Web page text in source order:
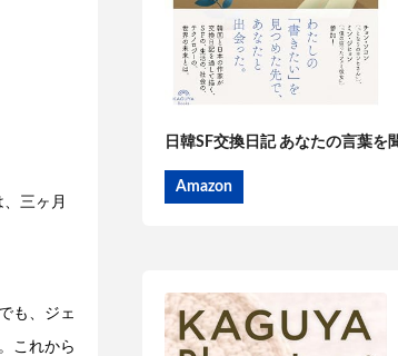
三ヶ月
も、ジェ
これから
日韓SF交換日記 あなたの言葉を
Amazon